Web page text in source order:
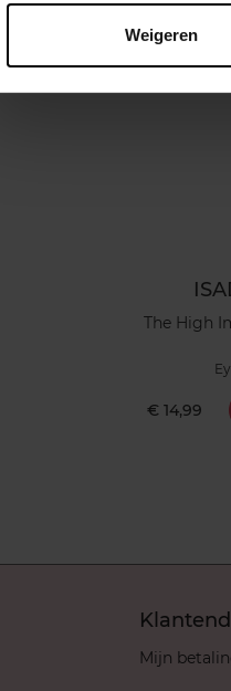
Weigeren
The High
€ 14,99
Mijn